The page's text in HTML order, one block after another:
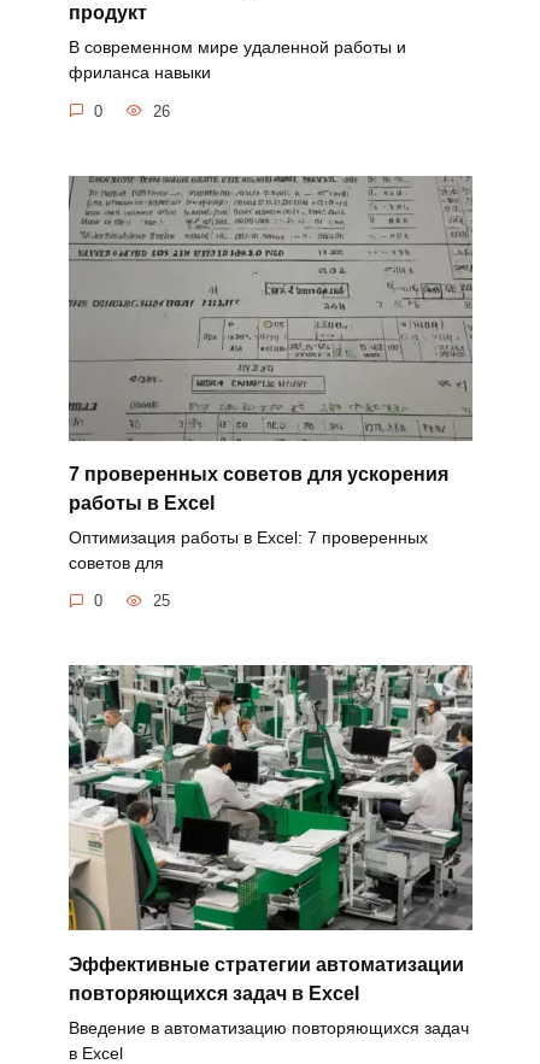
продукт
В современном мире удаленной работы и
фриланса навыки
0 26
7 проверенных советов для ускорения
работы в Excel
Оптимизация работы в Excel: 7 проверенных
советов для
0 25
Эффективные стратегии автоматизации
повторяющихся задач в Excel
Введение в автоматизацию повторяющихся задач
в Excel